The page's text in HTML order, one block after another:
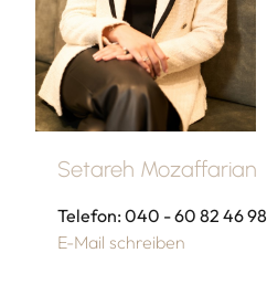
Setareh Mozaffarian
Telefon: 040 - 60 82 46 98
E-Mail schreiben